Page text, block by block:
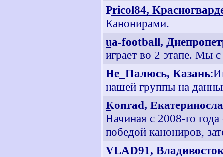
Pricol84,
Канонирами.
ua-football,
играет во 2 этапе. Мы
Не_Палюсь, Казань
нашей группы на
Konrad,
Начиная с 2008-го
победой канониров,
VLAD91, Владивосток